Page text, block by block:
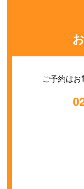
ご予約はお